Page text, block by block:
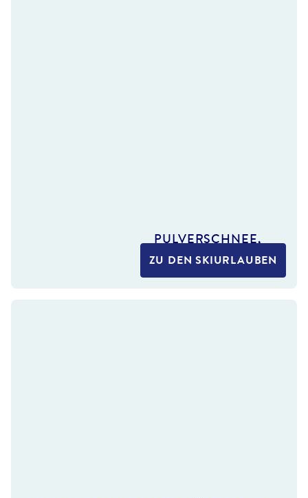
PULVERSCHNEE,
PISTENVIELFALT
UND
HÜTTENZAUBER:
ZU DEN SKIURLAUBEN